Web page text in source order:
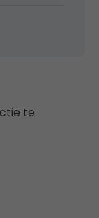
te